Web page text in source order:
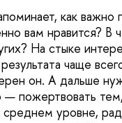
как важно
вам нравится? В
На стыке
чаще
он. А дальше
— пожертвовать
среднем уровне,